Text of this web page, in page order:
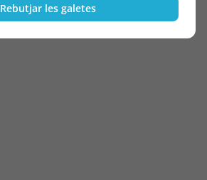
Rebutjar les galetes